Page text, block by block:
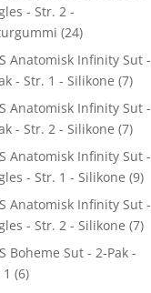
- Str. 2 -
(24)
Anatomisk Infinity Sut -
- Str. 1 - Silikone (7)
Anatomisk Infinity Sut -
- Str. 2 - Silikone (7)
Anatomisk Infinity Sut -
- Str. 1 - Silikone (9)
Anatomisk Infinity Sut -
- Str. 2 - Silikone (7)
Boheme Sut - 2-Pak -
(6)